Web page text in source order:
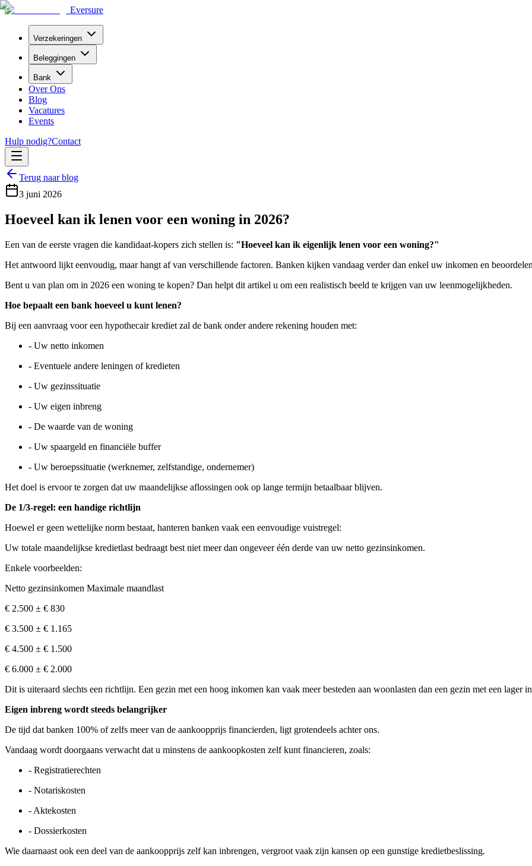
Eversure
Verzekeringen
Beleggingen
Bank
Over Ons
Blog
Vacatures
Events
Hulp nodig?Contact
Terug naar blog
3 juni 2026
Hoeveel kan ik lenen voor een woning in 2026?
Een van de eerste vragen die kandidaat-kopers zich stellen is: "Hoeveel kan ik eigenlijk lenen voor een woning?"
Het antwoord lijkt eenvoudig, maar hangt af van verschillende factoren. Banken kijken vandaag verder dan enkel uw inkomen en
Bent u van plan om in 2026 een woning te kopen? Dan helpt dit artikel u om een realistisch beeld te krijgen van uw leenmogelijkheden.
Hoe bepaalt een bank hoeveel u kunt lenen?
Bij een aanvraag voor een hypothecair krediet zal de bank onder andere rekening houden met:
- Uw netto inkomen
- Eventuele andere leningen of kredieten
- Uw gezinssituatie
- Uw eigen inbreng
- De waarde van de woning
- Uw spaargeld en financiële buffer
- Uw beroepssituatie (werknemer, zelfstandige, ondernemer)
Het doel is ervoor te zorgen dat uw maandelijkse aflossingen ook op lange termijn betaalbaar blijven.
De 1/3-regel: een handige richtlijn
Hoewel er geen wettelijke norm bestaat, hanteren banken vaak een eenvoudige vuistregel:
Uw totale maandelijkse kredietlast bedraagt best niet meer dan ongeveer één derde van uw netto gezinsinkomen.
Enkele voorbeelden:
Netto gezinsinkomen Maximale maandlast
€ 2.500 ± € 830
€ 3.500 ± € 1.165
€ 4.500 ± € 1.500
€ 6.000 ± € 2.000
Dit is uiteraard slechts een richtlijn. Een gezin met een hoog inkomen kan vaak meer besteden aan woonlasten dan een gezin met een lager
Eigen inbreng wordt steeds belangrijker
De tijd dat banken 100% of zelfs meer van de aankoopprijs financierden, ligt grotendeels achter ons.
Vandaag wordt doorgaans verwacht dat u minstens de aankoopkosten zelf kunt financieren, zoals:
- Registratierechten
- Notariskosten
- Aktekosten
- Dossierkosten
Wie daarnaast ook een deel van de aankoopprijs zelf kan inbrengen, vergroot vaak zijn kansen op een gunstige kredietbeslissing.